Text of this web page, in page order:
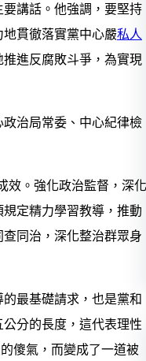
講話。他強調，要堅持
貫徹落實黨中心嚴私人
進反腐敗斗爭，為實現
治局常委、中心紀律檢
效。強化政治監督，深化
定精力學習教導，推動
同治，深化整治群眾身
最基礎請求，也是黨和
分的長度，這代表理性
傻氣，而變成了一道被